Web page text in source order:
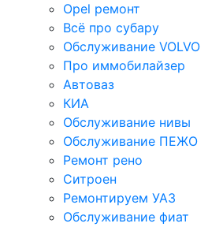
Opel ремонт
Всё про субару
Обслуживание VOLVO
Про иммобилайзер
Автоваз
КИА
Обслуживание нивы
Обслуживание ПЕЖО
Ремонт рено
Ситроен
Ремонтируем УАЗ
Обслуживание фиат